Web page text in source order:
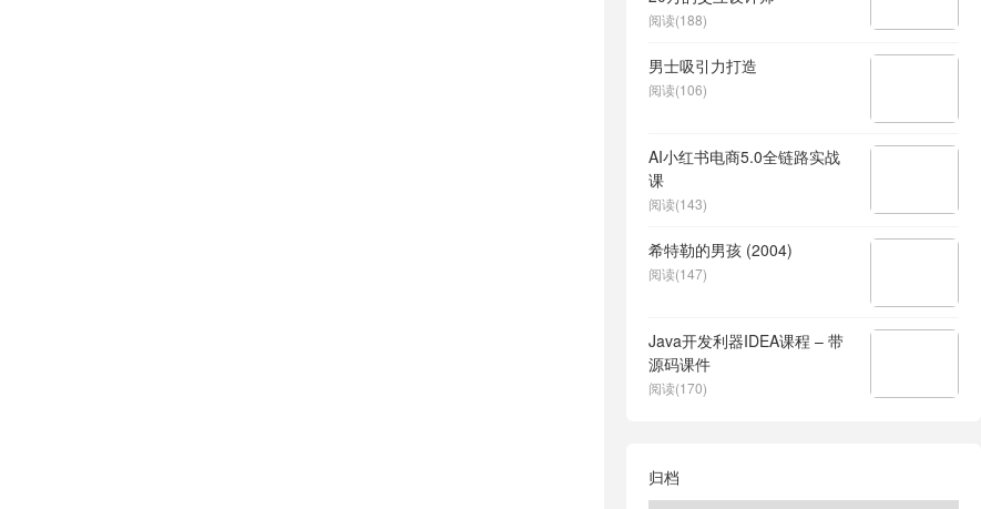
阅读(188)
男士吸引力打造
阅读(106)
AI小红书电商5.0全链路实战
课
阅读(143)
希特勒的男孩 (2004)
阅读(147)
Java开发利器IDEA课程 – 带
源码课件
阅读(170)
归档